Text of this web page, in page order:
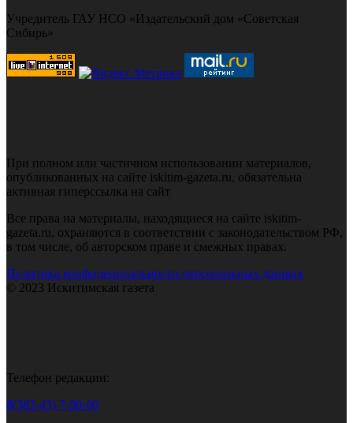
Учредитель ГАУ НСО «Издательский дом «Советская
Сибирь»
При полном или частичном использовании материалов,
опубликованных на сайте iskitim-gazeta.ru, обязательна
активная гиперссылка на сайт
Все права на материалы, находящиеся на сайте iskitim-
gazeta.ru, охраняются в соответствии с законодательством РФ,
в том числе, об авторском праве и смежных правах.
Политика конфиденциальности персональных данных
© 2023 Искитимская газета
Телефон редакции:
8(383-43) 7-90-60